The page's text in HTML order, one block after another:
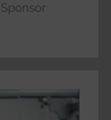
Sponsor